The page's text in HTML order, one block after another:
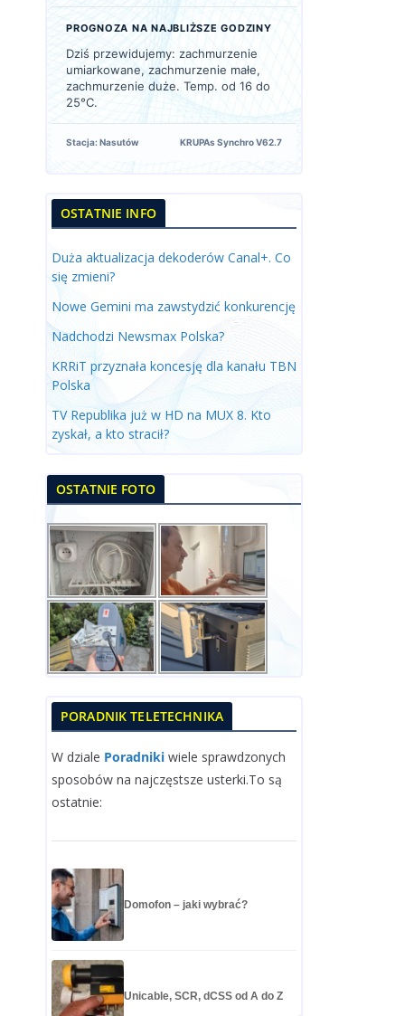
PROGNOZA NA NAJBLIŻSZE GODZINY
Dziś przewidujemy: zachmurzenie
umiarkowane, zachmurzenie małe,
zachmurzenie duże. Temp. od 16 do
25°C.
Stacja: Nasutów KRUPAs Synchro V62.7
OSTATNIE INFO
Duża aktualizacja dekoderów Canal+. Co
się zmieni?
Nowe Gemini ma zawstydzić konkurencję
Nadchodzi Newsmax Polska?
KRRiT przyznała koncesję dla kanału TBN
Polska
TV Republika już w HD na MUX 8. Kto
zyskał, a kto stracił?
OSTATNIE FOTO
PORADNIK TELETECHNIKA
W dziale Poradniki wiele sprawdzonych
sposobów na najczęstsze usterki.To są
ostatnie:
Domofon – jaki wybrać?
Unicable, SCR, dCSS od A do Z